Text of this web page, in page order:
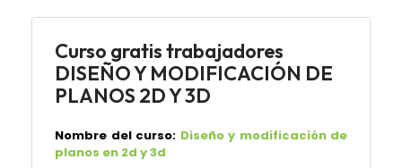
Curso gratis trabajadores
DISEÑO Y MODIFICACIÓN DE
PLANOS 2D Y 3D
Nombre del curso: Diseño y modificación de
planos en 2d y 3d